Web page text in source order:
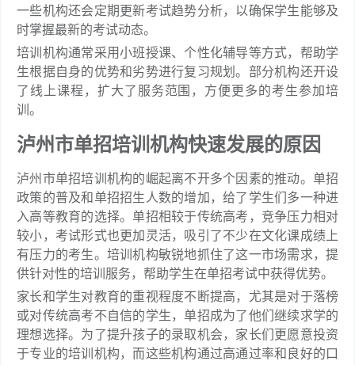
一些机构还会定期更新考试趋势分析，以确保学生能够及
时掌握最新的考试动态。
培训机构通常采用小班授课、个性化辅导等方式，帮助学
生根据自身的优势和劣势进行复习规划。部分机构还开设
了线上课程，扩大了服务范围，方便更多的考生参加培
训。
泸州市单招培训机构快速发展的原因
泸州市单招培训机构的崛起离不开多个因素的推动。单招
政策的普及和单招招生人数的增加，给了学生们多一种进
入高等教育的选择。单招相较于传统高考，竞争压力相对
较小，考试形式也更加灵活，吸引了不少在文化课成绩上
有压力的考生。培训机构敏锐地抓住了这一市场需求，提
供针对性的培训服务，帮助学生在单招考试中获得优势。
家长和学生对教育的重视程度不断提高，尤其是对于落榜
或对传统高考不自信的学生，单招成为了他们继续求学的
理想选择。为了提升孩子的录取机会，家长们更愿意投资
于专业的培训机构，而这些机构通过高通过率和良好的口